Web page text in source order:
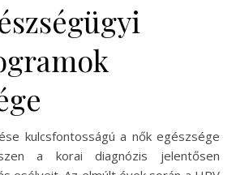
kulcsfontosságú a nők egészsége
a korai diagnózis jelentősen